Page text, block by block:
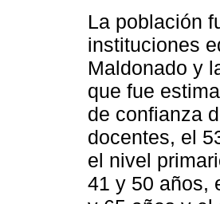
La población
instituciones
Maldonado y
que fue
de confianza
docentes, el
el nivel
41 y 50 años,